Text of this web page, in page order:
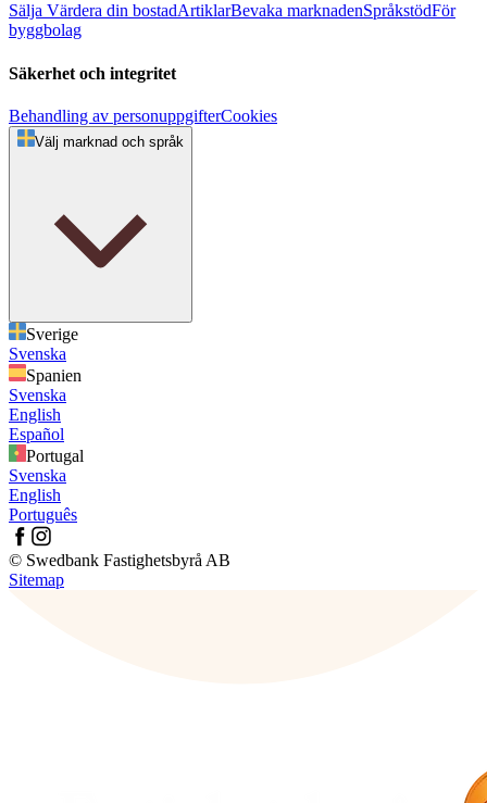
Sälja Värdera din bostadArtiklarBevaka marknadenSpråkstödFör
byggbolag
Säkerhet och integritet
Behandling av personuppgifterCookies
Välj marknad och språk
Sverige
Svenska
Spanien
Svenska
English
Español
Portugal
Svenska
English
Português
© Swedbank Fastighetsbyrå AB
Sitemap